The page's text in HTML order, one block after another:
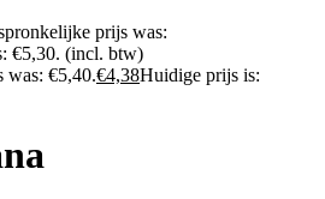
prijs was:
€5,30. (incl. btw)
was: €5,40.€4,38Huidige prijs is: